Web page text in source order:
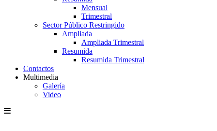
Mensual
Trimestral
Sector Público Restringido
Ampliada
Ampliada Trimestral
Resumida
Resumida Trimestral
Contactos
Multimedia
Galería
Video